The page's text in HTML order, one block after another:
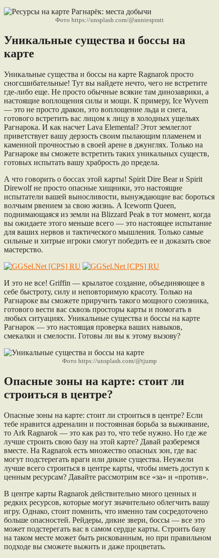
Фото https://unsplash.com/@anniespratt
Уникальные существа и боссы на
карте
Уникальные существа и боссы на карте Ragnarok просто
сногсшибательные! Тут вы найдете нечто, чего не встретите
где-либо еще. Не просто обычные всякие там динозаврики, а
настоящие воплощения силы и мощи. К примеру, Ice Wyvern
— это не просто дракон, это воплощение льда и снега,
готового встретить вас лицом к лицу в холодных ущельях
Рагнарока. И как насчет Lava Elemental? Этот землеглот
приветствует вашу дерзость своим пылающим пламенем и
каменной прочностью в своей арене в джунглях. Только на
Рагнароке вы сможете встретить таких уникальных существ,
готовых испытать вашу храбрость до предела.
А что говорить о боссах этой карты! Spirit Dire Bear и Spirit
Direwolf не просто опасные хищники, это настоящие
испытатели вашей выносливости, вынуждающие вас бороться
волчьим рвением за свою жизнь. А Iceworm Queen,
поднимающаяся из земли на Blizzard Peak в тот момент, когда
вы ожидаете этого меньше всего — это настоящее испытание
для ваших нервов и тактического мышления. Только самые
сильные и хитрые игроки смогут победить ее и доказать свое
мастерство.
И это не все! Griffin — крылатое создание, объединяющее в
себе быстроту, силу и неповторимую красоту. Только на
Рагнароке вы сможете приручить такого мощного союзника,
готового вести вас сквозь просторы карты и помогать в
любых ситуациях. Уникальные существа и боссы на карте
Рагнарок — это настоящая проверка ваших навыков,
смекалки и смелости. Готовы ли вы к этому вызову?
Фото https://unsplash.com/@tjump
Опасные зоны на карте: стоит ли
строиться в центре?
Опасные зоны на карте: стоит ли строиться в центре? Если
тебе нравится адреналин и постоянная борьба за выживание,
то Ark Ragnarok — это как раз то, что тебе нужно. Но где же
лучше строить свою базу на этой карте? Давай разберемся
вместе. На Ragnarok есть множество опасных зон, где вас
могут подстерегать враги или дикие существа. Неужели
лучше всего строиться в центре карты, чтобы иметь доступ к
ценным ресурсам? Давайте рассмотрим все «за» и «против».
В центре карты Ragnarok действительно много ценных и
редких ресурсов, которые могут значительно облегчить вашу
игру. Однако, стоит помнить, что именно там сосредоточено
больше опасностей. Рейдеры, дикие звери, боссы — все это
может подстерегать вас в самом сердце карты. Строить базу
на таком месте может быть рискованным, но при правильном
подходе вы сможете выжить и даже процветать.